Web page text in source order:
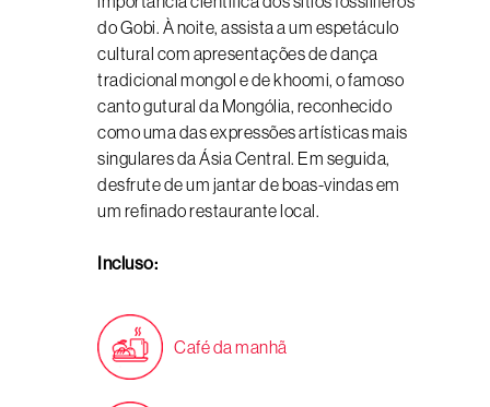
do Gobi. À noite, assista a um espetáculo
cultural com apresentações de dança
tradicional mongol e de khoomi, o famoso
canto gutural da Mongólia, reconhecido
como uma das expressões artísticas mais
singulares da Ásia Central. Em seguida,
desfrute de um jantar de boas-vindas em
um refinado restaurante local.
Incluso:
Café da manhã